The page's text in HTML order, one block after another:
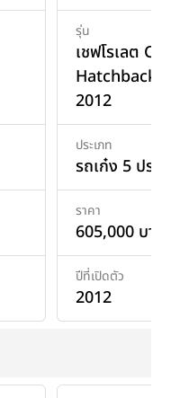
รุ่น
เชฟโรเลต
Hatchback
2012
ประเภท
รถเก๋ง 5 ประตู
ราคา
605,000 บาท
ปีที่เปิดตัว
2012